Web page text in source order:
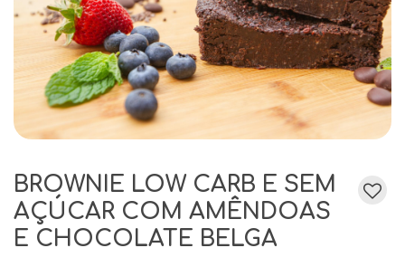
BROWNIE LOW CARB E SEM
AÇÚCAR COM AMÊNDOAS
E CHOCOLATE BELGA